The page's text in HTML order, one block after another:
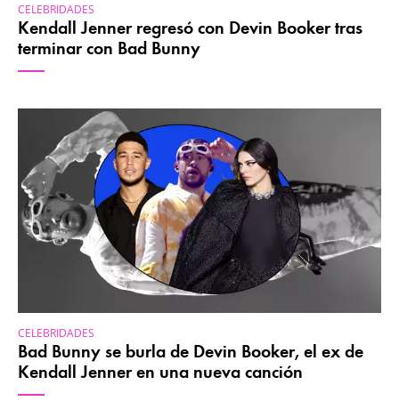
CELEBRIDADES
Kendall Jenner regresó con Devin Booker tras
terminar con Bad Bunny
CELEBRIDADES
Bad Bunny se burla de Devin Booker, el ex de
Kendall Jenner en una nueva canción